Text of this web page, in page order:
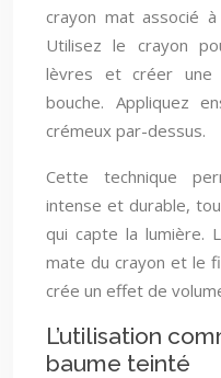
crayon mat associé
Utilisez le crayon
lèvres et créer une
bouche. Appliquez
crémeux par-dessus.
Cette technique
intense et durable,
qui capte la lumière.
mate du crayon et le
crée un effet de
L’utilisation
baume teinté